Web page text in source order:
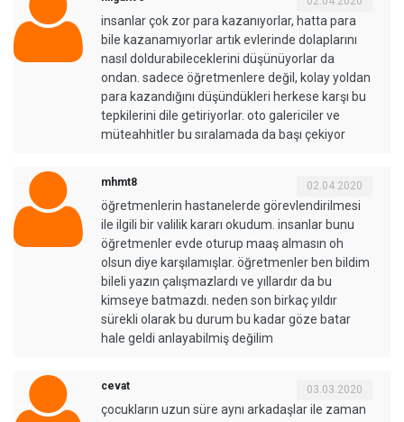
insanlar çok zor para kazanıyorlar, hatta para
bile kazanamıyorlar artık evlerinde dolaplarını
nasıl doldurabileceklerini düşünüyorlar da
ondan. sadece öğretmenlere değil, kolay yoldan
para kazandığını düşündükleri herkese karşı bu
tepkilerini dile getiriyorlar. oto galericiler ve
müteahhitler bu sıralamada da başı çekiyor
mhmt8 02.04.2020
öğretmenlerin hastanelerde görevlendirilmesi
ile ilgili bir valilik kararı okudum. insanlar bunu
öğretmenler evde oturup maaş almasın oh
olsun diye karşılamışlar. öğretmenler ben bildim
bileli yazın çalışmazlardı ve yıllardır da bu
kimseye batmazdı. neden son birkaç yıldır
sürekli olarak bu durum bu kadar göze batar
hale geldi anlayabilmiş değilim
cevat 03.03.2020
çocukların uzun süre aynı arkadaşlar ile zaman